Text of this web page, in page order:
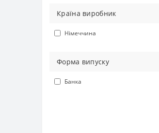
Країна виробник
Німеччина
Форма випуску
Банка